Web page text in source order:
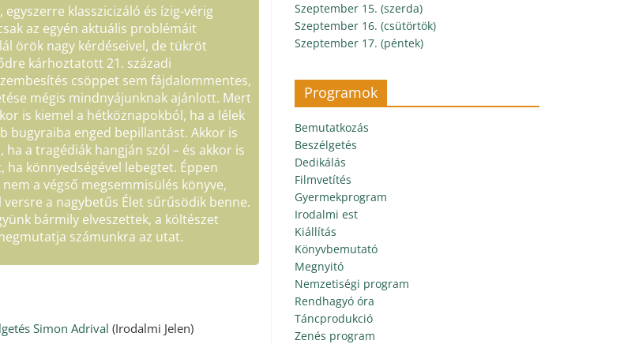
klasszicizáló és ízig-vérig
az egyén aktuális problémáit
örök nagy kérdéseivel, de tükröt
kárhoztatott 21. századi
csöppet sem fájdalommentes,
mégis mindnyájunknak ajánlott. Mert
is kiemel a hétköznapokból, ha a lélek
bugyraiba enged bepillantást. Akkor is
ha a tragédiák hangján szól – és akkor is
ha könnyedségével lebegtet. Éppen
a végső megsemmisülés könyve,
a nagybetűs Élet sűrűsödik benne.
bármily elveszettek, a költészet
számunkra az utat.
Simon Adrival (Irodalmi Jelen)
Szeptember 15. (szerda)
Szeptember 16. (csütörtök)
Szeptember 17. (péntek)
Programok
Bemutatkozás
Beszélgetés
Dedikálás
Filmvetítés
Gyermekprogram
Irodalmi est
Kiállítás
Könyvbemutató
Megnyitó
Nemzetiségi program
Rendhagyó óra
Táncprodukció
Zenés program